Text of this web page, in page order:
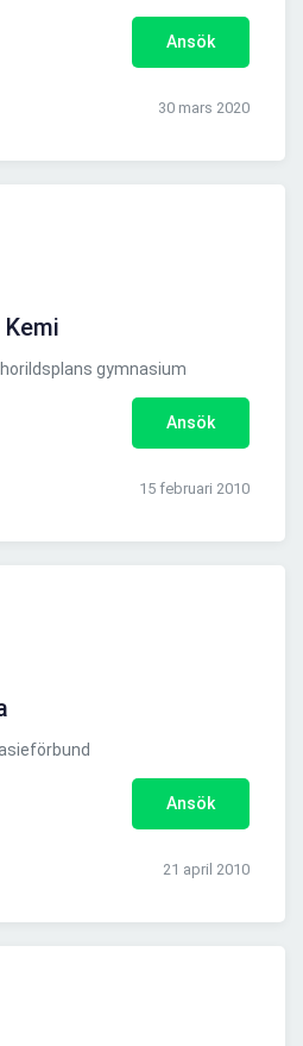
Ansök
30 mars 2020
gymnasium
Ansök
15 februari 2010
Ansök
21 april 2010